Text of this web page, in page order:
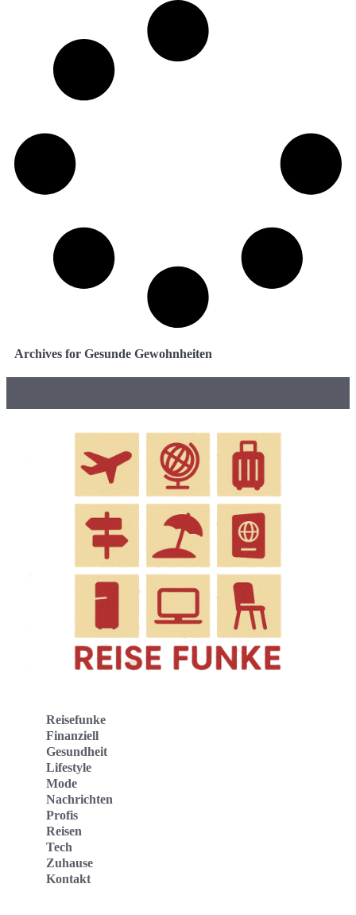
Archives for Gesunde Gewohnheiten
Reisefunke
Finanziell
Gesundheit
Lifestyle
Mode
Nachrichten
Profis
Reisen
Tech
Zuhause
Kontakt